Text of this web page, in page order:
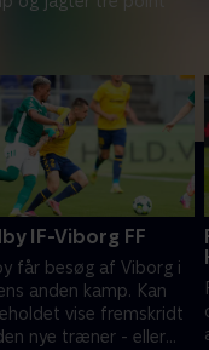
IF-Viborg FF
får besøg af Viborg i
anden kamp. Kan
vise fremskridt
nye træner - eller